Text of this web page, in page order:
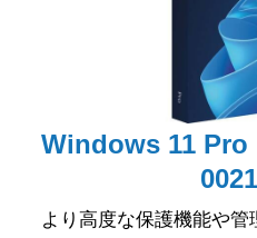
Windows 11 Pro
より高度な保護機能や